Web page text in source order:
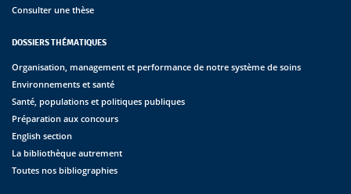
Consulter une thèse
DOSSIERS THÉMATIQUES
Organisation, management et performance de notre système de soins
Environnements et santé
Santé, populations et politiques publiques
Préparation aux concours
English section
La bibliothèque autrement
Toutes nos bibliographies